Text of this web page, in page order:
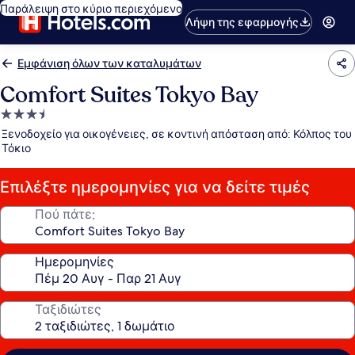
Παράλειψη στο κύριο περιεχόμενο
Λήψη της εφαρμογής
Εμφάνιση όλων των καταλυμάτων
Comfort Suites Tokyo Bay
Κατάλυμα
με
3.5
αστέρια
Ξενοδοχείο για οικογένειες, σε κοντινή απόσταση από: Κόλπος του
Τόκιο
Επιλέξτε ημερομηνίες για να δείτε τιμές
Πού πάτε;
Ημερομηνίες
Ταξιδιώτες